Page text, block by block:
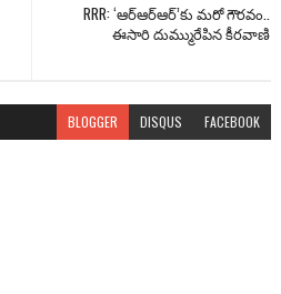
RRR: ‘ఆర్‌ఆర్‌ఆర్’కు మరో గౌరవం..
ఈసారి దుమ్మురేపిన కీరవాణి
BLOGGER DISQUS FACEBOOK